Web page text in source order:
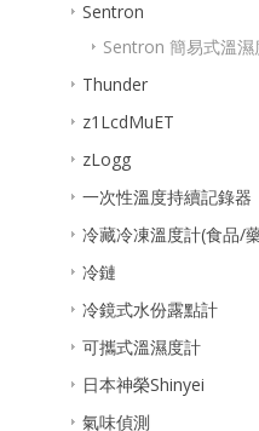
Sentron
Sentron 簡易式溫濕
Thunder
z1LcdMuET
zLogg
一次性溫度持續記錄器
冷藏冷凍溫度計(食品/
冷鏈
冷鏡式水份露點計
可攜式溫濕度計
日本神榮Shinyei
氣味偵測